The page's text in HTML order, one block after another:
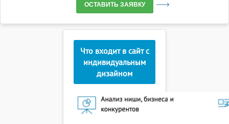
ОСТАВИТЬ ЗАЯВКУ
Что входит в сайт с
индивидуальным
дизайном